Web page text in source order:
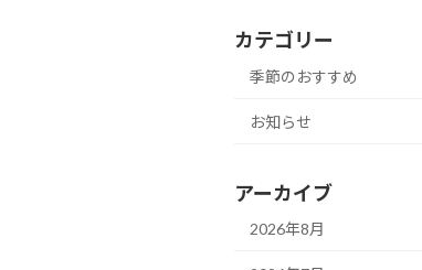
カテゴリー
季節のおすすめ
お知らせ
アーカイブ
2026年8月